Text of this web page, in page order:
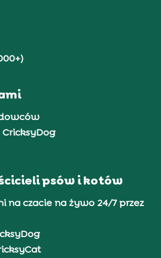
CricksyDog
psów i kotów
na czacie na żywo 24/7 przez